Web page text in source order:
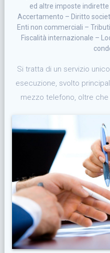
ed altre imposte
Accertamento – Diritto
Enti non commerciali –
Fiscalità internazionale –
Si tratta di un servizio
esecuzione, svolto
mezzo telefono, oltre